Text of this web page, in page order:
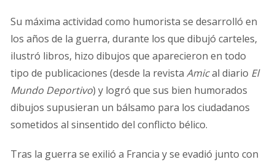
Su máxima actividad como humorista se desarrolló en
los años de la guerra, durante los que dibujó carteles,
ilustró libros, hizo dibujos que aparecieron en todo
tipo de publicaciones (desde la revista Amical diario El
Mundo Deportivo) y logró que sus bien humorados
dibujos supusieran un bálsamo para los ciudadanos
sometidos al sinsentido del conflicto bélico.
Tras la guerra se exilió a Francia y se evadió junto con